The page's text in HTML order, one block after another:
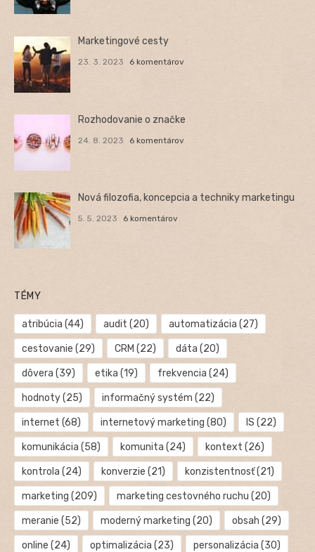
Marketingové cesty
23. 3. 2023 6 komentárov
Rozhodovanie o značke
24. 8. 2023 6 komentárov
Nová filozofia, koncepcia a techniky marketingu
5. 5. 2023 6 komentárov
TÉMY
atribúcia (44) audit (20) automatizácia (27)
cestovanie (29) CRM (22) dáta (20)
dôvera (39) etika (19) frekvencia (24)
hodnoty(25) informačný systém (22)
internet (68) internetový marketing (80) IS (22)
komunikácia (58) komunita (24) kontext (26)
kontrola (24) konverzie (21) konzistentnosť(21)
marketing (209) marketing cestovného ruchu (20)
meranie (52) moderný marketing (20) obsah (29)
online (24) optimalizácia (23) personalizácia (30)